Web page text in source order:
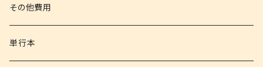
その他書籍
書籍以外
その他費用
単行本